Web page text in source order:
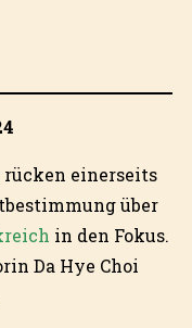
einerseits
über
in den Fokus.
Da Hye Choi